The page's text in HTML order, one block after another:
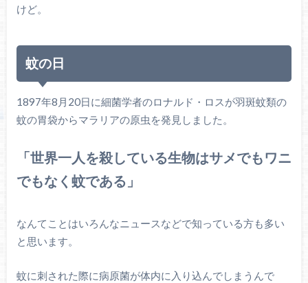
けど。
蚊の日
1897年8月20日に細菌学者のロナルド・ロスが羽斑蚊類の
蚊の胃袋からマラリアの原虫を発見しました。
「世界一人を殺している生物はサメでもワニ
でもなく蚊である」
なんてことはいろんなニュースなどで知っている方も多い
と思います。
蚊に刺された際に病原菌が体内に入り込んでしまうんで